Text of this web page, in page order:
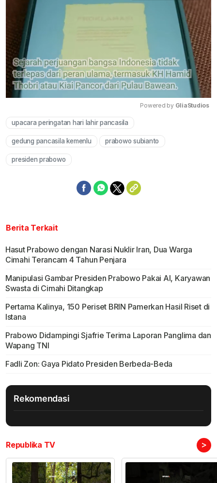
Powered by GliaStudios
upacara peringatan hari lahir pancasila
gedung pancasila kemenlu prabowo subianto
presiden prabowo
Berita Terkait
Hasut Prabowo dengan Narasi Nuklir Iran, Dua Warga
Cimahi Terancam 4 Tahun Penjara
Manipulasi Gambar Presiden Prabowo Pakai AI, Karyawan
Swasta di Cimahi Ditangkap
Pertama Kalinya, 150 Periset BRIN Pamerkan Hasil Riset di
Istana
Prabowo Didampingi Sjafrie Terima Laporan Panglima dan
Wapang TNI
Fadli Zon: Gaya Pidato Presiden Berbeda-Beda
Rekomendasi
Republika TV >